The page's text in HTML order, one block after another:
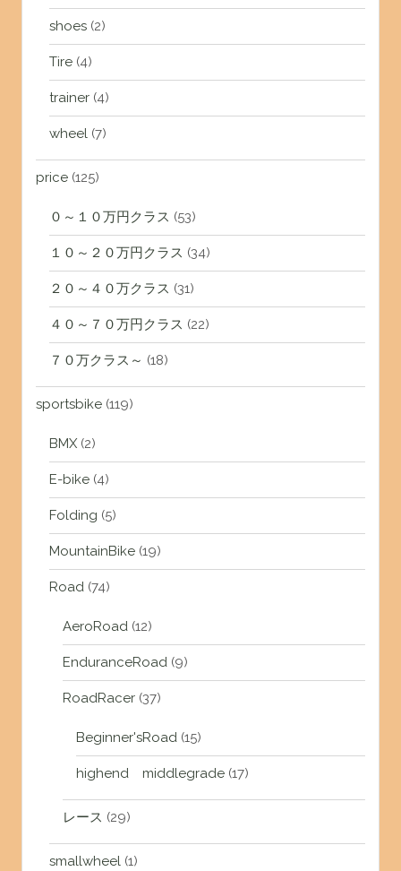
shoes(2)
Tire(4)
trainer(4)
wheel(7)
price(125)
０～１０万円クラス (53)
１０～２０万円クラス (34)
２０～４０万クラス (31)
４０～７０万円クラス (22)
７０万クラス～ (18)
sportsbike(119)
BMX(2)
E-bike(4)
Folding (5)
MountainBike(19)
Road(74)
AeroRoad(12)
EnduranceRoad(9)
RoadRacer(37)
Beginner'sRoad(15)
highend middlegrade(17)
レース (29)
smallwheel(1)